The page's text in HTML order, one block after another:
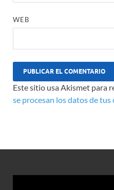
WEB
Este sitio usa Akismet para
se procesan los datos de